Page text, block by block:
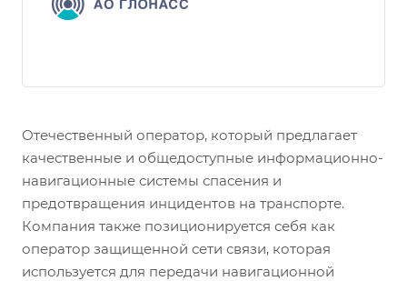
Отечественный оператор, который предлагает
качественные и общедоступные информационно-
навигационные системы спасения и
предотвращения инцидентов на транспорте.
Компания также позиционируется себя как
оператор защищенной сети связи, которая
используется для передачи навигационной